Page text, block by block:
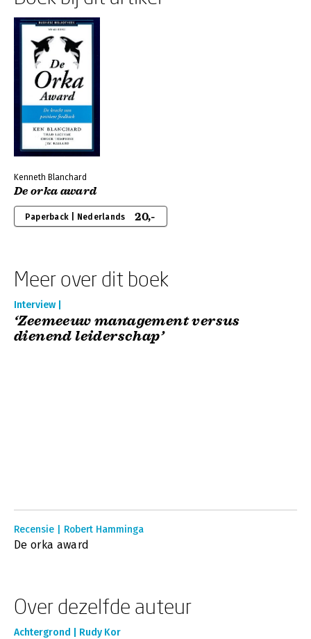
Kenneth Blanchard
De orka award
Paperback | Nederlands 20,-
Meer over dit boek
Interview |
‘Zeemeeuw management versus
dienend leiderschap’
Recensie | Robert Hamminga
De orka award
Over dezelfde auteur
Achtergrond | Rudy Kor